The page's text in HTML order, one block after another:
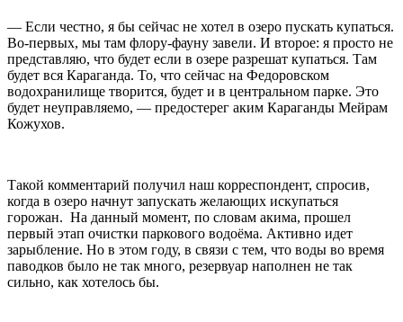
— Если честно, я бы сейчас не хотел в озеро пускать купаться.
Во-первых, мы там флору-фауну завели. И второе: я просто не
представляю, что будет если в озере разрешат купаться. Там
будет вся Караганда. То, что сейчас на Федоровском
водохранилище творится, будет и в центральном парке. Это
будет неуправляемо, — предостерег аким Караганды Мейрам
Кожухов.
Такой комментарий получил наш корреспондент, спросив,
когда в озеро начнут запускать желающих искупаться
горожан. На данный момент, по словам акима, прошел
первый этап очистки паркового водоёма. Активно идет
зарыбление. Но в этом году, в связи с тем, что воды во время
паводков было не так много, резервуар наполнен не так
сильно, как хотелось бы.